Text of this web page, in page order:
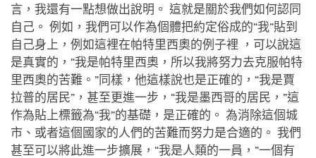
言，我還有一點想做出說明。 這就是關於我們如何認同
自己。 例如，我們可以作為個體把約定俗成的“我”貼到
自己身上，例如這裡在帕特里西奧的例子裡 ，可以說這
是真實的，“我是帕特里西奧，所以我將努力去克服帕特
里西奧的苦難。”同樣，他這樣說也是正確的，“我是賈
拉普的居民”，甚至更進一步，“我是墨西哥的居民，”這
作為貼上標籤為“我”的基礎，是正確的。 為消除這個城
市、或者這個國家的人們的苦難而努力是合適的。 我們
甚至可以將此進一步擴展，“我是人類的一員，”一個有